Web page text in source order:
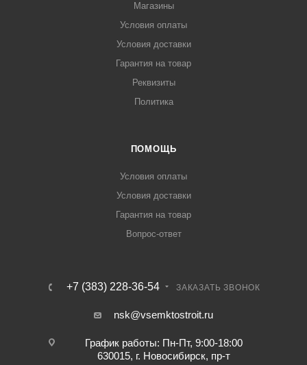
Магазины
Условия оплаты
Условия доставки
Гарантия на товар
Реквизиты
Политика
ПОМОЩЬ
Условия оплаты
Условия доставки
Гарантия на товар
Вопрос-ответ
+7 (383) 228-36-54 ЗАКАЗАТЬ ЗВОНОК
nsk@vsemktostroit.ru
График работы: Пн-Пт, 9:00-18:00
630015, г. Новосибирск, пр-т